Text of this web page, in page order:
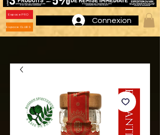
Espace PRO
Espace CLUBS
Connexion